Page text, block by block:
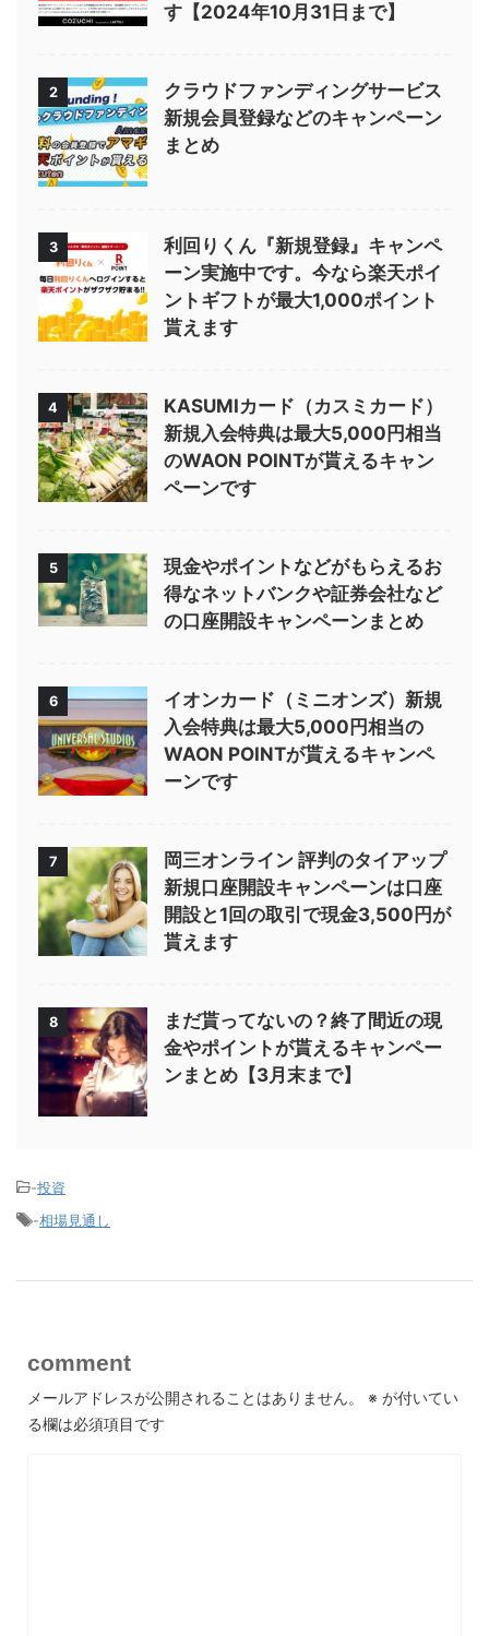
す【2024年10月31日まで】
2
クラウドファンディングサービス
新規会員登録などのキャンペーン
まとめ
3
利回りくん『新規登録』キャンペ
ーン実施中です。今なら楽天ポイ
ントギフトが最大1,000ポイント
貰えます
4
KASUMIカード（カスミカード）
新規入会特典は最大5,000円相当
のWAON POINTが貰えるキャン
ペーンです
5
現金やポイントなどがもらえるお
得なネットバンクや証券会社など
の口座開設キャンペーンまとめ
6
イオンカード（ミニオンズ）新規
入会特典は最大5,000円相当の
WAON POINTが貰えるキャンペ
ーンです
7
岡三オンライン 評判のタイアップ
新規口座開設キャンペーンは口座
開設と1回の取引で現金3,500円が
貰えます
8
まだ貰ってないの？終了間近の現
金やポイントが貰えるキャンペー
ンまとめ【3月末まで】
-投資
-相場見通し
comment
メールアドレスが公開されることはありません。 ※ が付いてい
る欄は必須項目です